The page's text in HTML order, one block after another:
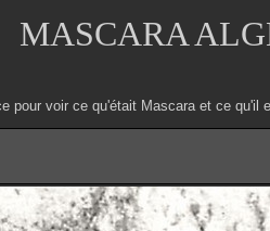
MASCARA
pour voir ce qu'était Mascara et ce